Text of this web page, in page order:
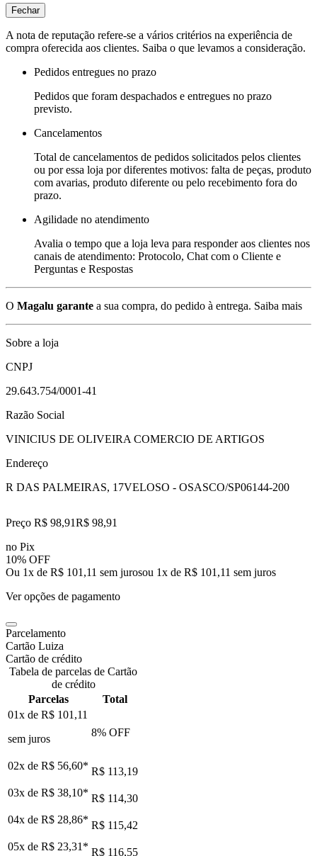
Fechar
A nota de reputação refere-se a vários critérios na experiência de
compra oferecida aos clientes. Saiba o que levamos a consideração.
Pedidos entregues no prazo
Pedidos que foram despachados e entregues no prazo
previsto.
Cancelamentos
Total de cancelamentos de pedidos solicitados pelos clientes
ou por essa loja por diferentes motivos: falta de peças, produto
com avarias, produto diferente ou pelo recebimento fora do
prazo.
Agilidade no atendimento
Avalia o tempo que a loja leva para responder aos clientes nos
canais de atendimento: Protocolo, Chat com o Cliente e
Perguntas e Respostas
O Magalu garante a sua compra, do pedido à entrega. Saiba mais
Sobre a loja
CNPJ
29.643.754/0001-41
Razão Social
VINICIUS DE OLIVEIRA COMERCIO DE ARTIGOS
Endereço
R DAS PALMEIRAS, 17VELOSO - OSASCO/SP06144-200
Preço R$ 98,91R$ 98,91
no Pix
10% OFF
Ou 1x de R$ 101,11 sem jurosou 1x de R$ 101,11 sem juros
Ver opções de pagamento
Parcelamento
Cartão Luiza
Cartão de crédito
Tabela de parcelas de Cartão
de crédito
Parcelas
Total
01x de R$ 101,11
sem juros
8% OFF
02x de R$ 56,60* R$ 113,19
03x de R$ 38,10* R$ 114,30
04x de R$ 28,86* R$ 115,42
05x de R$ 23,31 * R$ 116,55